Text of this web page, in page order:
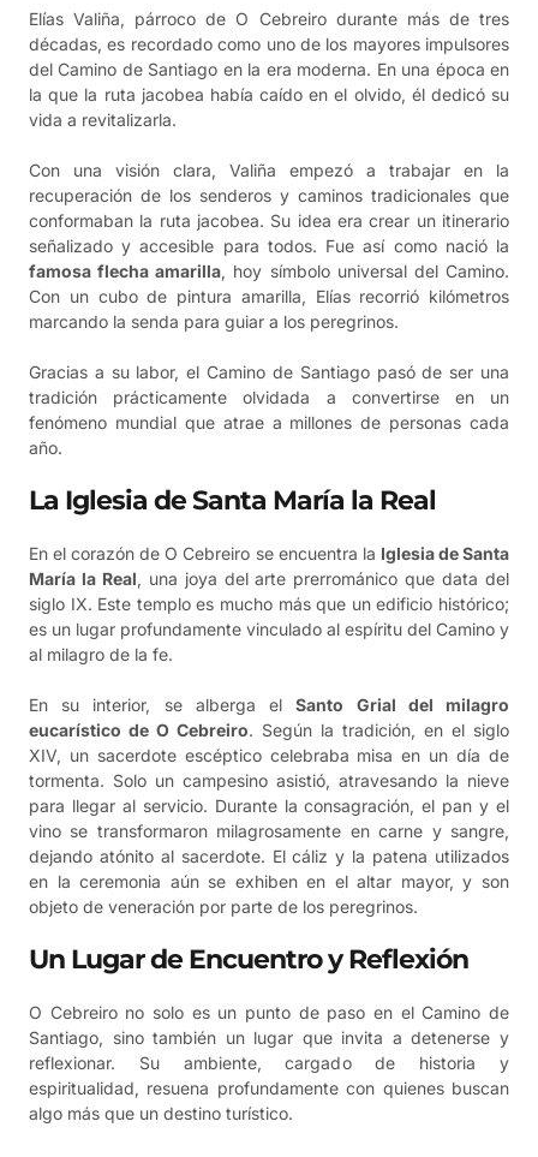
Elías Valiña, párroco de O Cebreiro durante más de tres
décadas, es recordado como uno de los mayores impulsores
del Camino de Santiago en la era moderna. En una época en
la que la ruta jacobea había caído en el olvido, él dedicó su
vida a revitalizarla.
Con una visión clara, Valiña empezó a trabajar en la
recuperación de los senderos y caminos tradicionales que
conformaban la ruta jacobea. Su idea era crear un itinerario
señalizado y accesible para todos. Fue así como nació la
famosa flecha amarilla, hoy símbolo universal del Camino.
Con un cubo de pintura amarilla, Elías recorrió kilómetros
marcando la senda para guiar a los peregrinos.
Gracias a su labor, el Camino de Santiago pasó de ser una
tradición prácticamente olvidada a convertirse en un
fenómeno mundial que atrae a millones de personas cada
año.
La Iglesia de Santa María la Real
En el corazón de O Cebreiro se encuentra la Iglesia de Santa
María la Real, una joya del arte prerrománico que data del
siglo IX. Este templo es mucho más que un edificio histórico;
es un lugar profundamente vinculado al espíritu del Camino y
al milagro de la fe.
En su interior, se alberga elSanto Grial del milagro
eucarístico de O Cebreiro. Según la tradición, en el siglo
XIV, un sacerdote escéptico celebraba misa en un día de
tormenta. Solo un campesino asistió, atravesando la nieve
para llegar al servicio. Durante la consagración, el pan y el
vino se transformaron milagrosamente en carne y sangre,
dejando atónito al sacerdote. El cáliz y la patena utilizados
en la ceremonia aún se exhiben en el altar mayor, y son
objeto de veneración por parte de los peregrinos.
Un Lugar de Encuentro y Reflexión
O Cebreiro no solo es un punto de paso en el Camino de
Santiago, sino también un lugar que invita a detenerse y
reflexionar. Su ambiente, cargado de historia y
espiritualidad, resuena profundamente con quienes buscan
algo más que un destino turístico.